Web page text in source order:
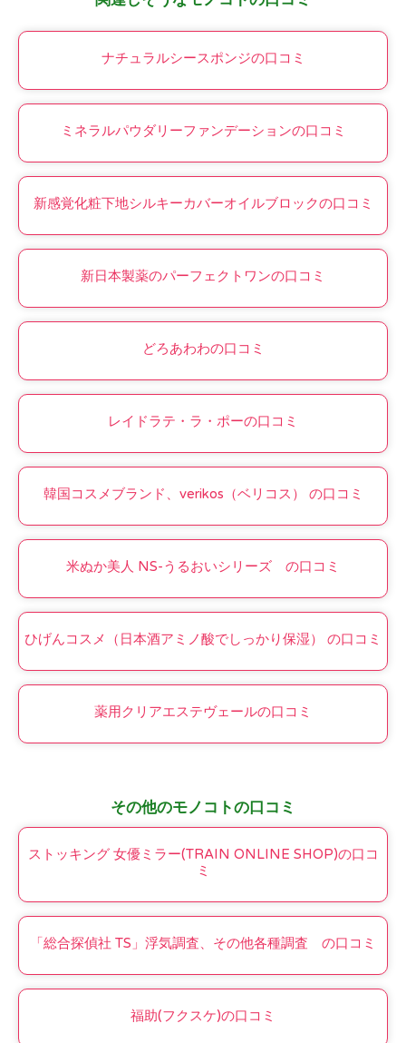
ナチュラルシースポンジの口コミ
ミネラルパウダリーファンデーションの口コミ
新感覚化粧下地シルキーカバーオイルブロックの口コミ
新日本製薬のパーフェクトワンの口コミ
どろあわわの口コミ
レイドラテ・ラ・ポーの口コミ
韓国コスメブランド、verikos（ベリコス） の口コミ
米ぬか美人 NS-うるおいシリーズ の口コミ
ひげんコスメ（日本酒アミノ酸でしっかり保湿） の口コミ
薬用クリアエステヴェールの口コミ
その他のモノコトの口コミ
ストッキング 女優ミラー(TRAIN ONLINE SHOP)の口コ
ミ
「総合探偵社 TS」浮気調査、その他各種調査 の口コミ
福助(フクスケ)の口コミ